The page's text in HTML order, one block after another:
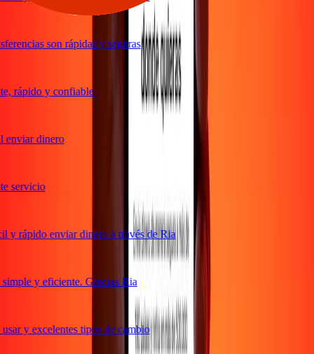
son rápidas y seguras
rápido y confiable
dinero
servicio
rápido enviar dinero a través de Ria
y eficiente. Gracias Ria
y excelentes tipos de cambio